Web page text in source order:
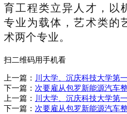
育工程类立异人才，以
专业为载体，艺术类的
术两个专业。
扫二维码用手机看
上一篇： 川大学、沉庆科技大学第
下一篇： 次要雇从包罗新能源汽车
上一篇： 川大学、沉庆科技大学第
下一篇： 次要雇从包罗新能源汽车